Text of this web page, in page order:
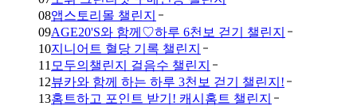
08앱스토리몰 챌린지
09AGE20'S와 함께♡하루 6천보 걷기 챌린지
10지니어트 혈당 기록 챌린지
11 모두의챌린지 걸음수 챌린지
12뷰카와 함께 하는 하루 3천보 걷기 챌린지!
13홈트하고 포인트 받기! 캐시홈트 챌린지